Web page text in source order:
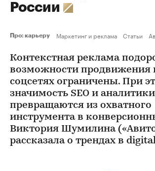
России
Про: карьеру Маркетинг и реклама Статьи
Контекстная реклама
возможности продвижения
соцсетях ограничены. При
значимость SEO и
превращаются из охватного
инструмента в
Виктория Шумилина
рассказала о трендах в